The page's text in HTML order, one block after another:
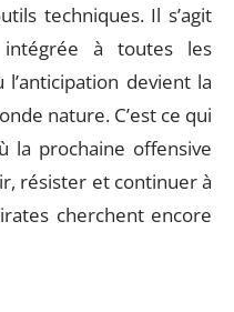
techniques. Il s’agit
intégrée à toutes les
devient la
nature. C’est ce qui
la prochaine offensive
résister et continuer à
cherchent encore